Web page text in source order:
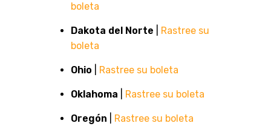
boleta
Dakota del Norte
Rastree su
boleta
Ohio Rastree su boleta
Oklahoma Rastree su boleta
Oregón Rastree su boleta